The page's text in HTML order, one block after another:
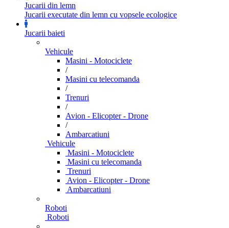
Jucarii din lemn
Jucarii executate din lemn cu vopsele ecologice
Jucarii baieti
Vehicule
Masini - Motociclete
/
Masini cu telecomanda
/
Trenuri
/
Avion - Elicopter - Drone
/
Ambarcatiuni
Vehicule
Masini - Motociclete
Masini cu telecomanda
Trenuri
Avion - Elicopter - Drone
Ambarcatiuni
Roboti
Roboti